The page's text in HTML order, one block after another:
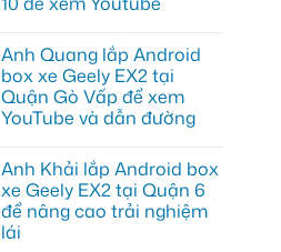
bình
luận
ở
Anh
Kiên
lắp
cho
Geely
EX2
tại
Quận
10
Anh Quang lắp Android
box xe Geely EX2 tại
Quận Gò Vấp để xem
YouTube và dẫn đường
bình
luận
ở
Anh
Quang
lắp
Anh Khải lắp Android box
xe Geely EX2 tại Quận 6
để nâng cao trải nghiệm
lái